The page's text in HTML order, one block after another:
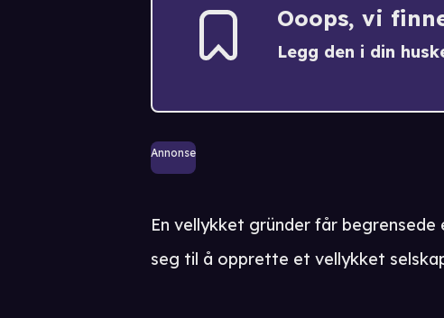
Ooops, vi
Legg den i din
Annonse
En vellykket gründer får
seg til å opprette et vellykket